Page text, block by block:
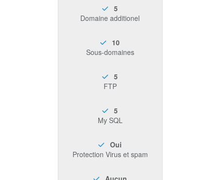
5
Domaine additionel
10
Sous-domaines
5
FTP
5
My SQL
Oui
Protection Virus et spam